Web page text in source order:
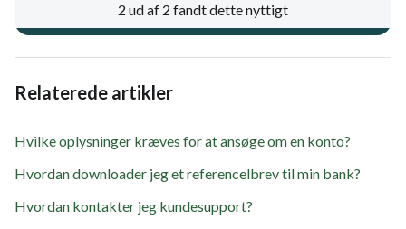
2 ud af 2 fandt dette nyttigt
Relaterede artikler
Hvilke oplysninger kræves for at ansøge om en konto?
Hvordan downloader jeg et referencelbrev til min bank?
Hvordan kontakter jeg kundesupport?